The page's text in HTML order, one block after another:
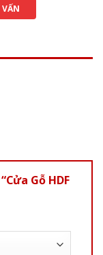
Gỗ HDF